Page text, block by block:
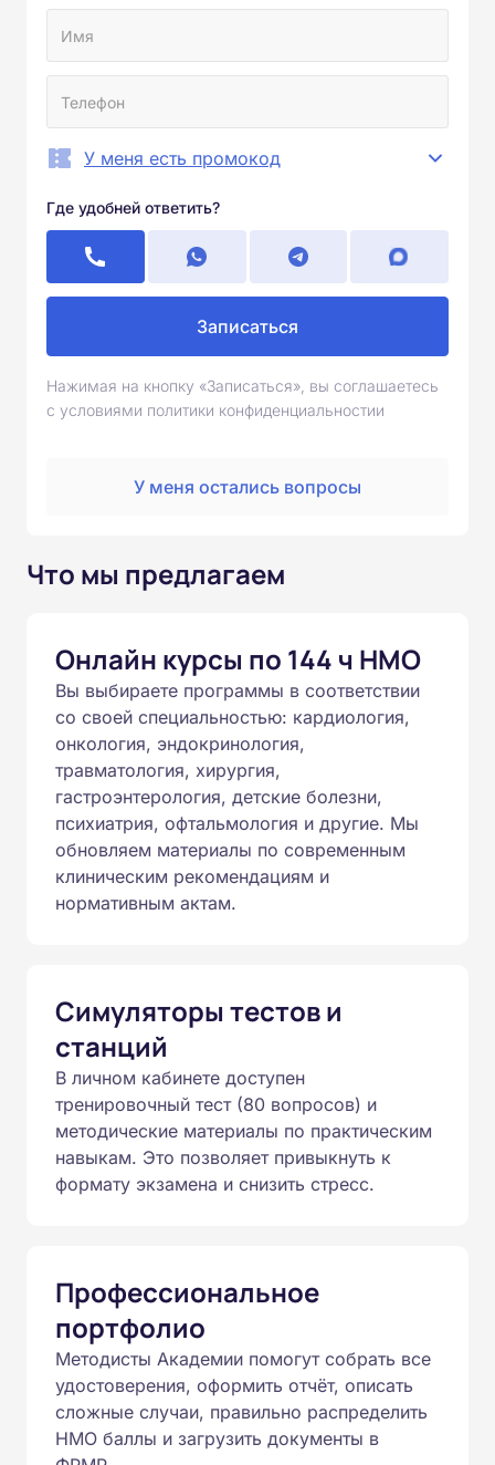
У меня есть промокод
Где удобней ответить?
Записаться
Нажимая на кнопку «Записаться», вы соглашаетесь
с условиями политики конфиденциальностии
У меня остались вопросы
Что мы предлагаем
Онлайн курсы по 144 ч НМО
Вы выбираете программы в соответствии
со своей специальностью: кардиология,
онкология, эндокринология,
травматология, хирургия,
гастроэнтерология, детские болезни,
психиатрия, офтальмология и другие. Мы
обновляем материалы по современным
клиническим рекомендациям и
нормативным актам.
Симуляторы тестов и
станций
В личном кабинете доступен
тренировочный тест (80 вопросов) и
методические материалы по практическим
навыкам. Это позволяет привыкнуть к
формату экзамена и снизить стресс.
Профессиональное
портфолио
Методисты Академии помогут собрать все
удостоверения, оформить отчёт, описать
сложные случаи, правильно распределить
НМО баллы и загрузить документы в